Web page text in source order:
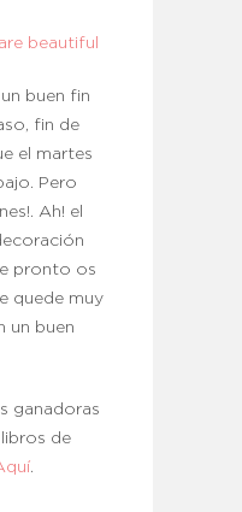
beautiful
buen fin
fin de
el martes
Pero
Ah! el
pronto os
quede muy
un buen
ganadoras
de